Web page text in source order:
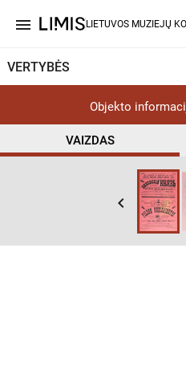
menu LIETUVOS MUZIEJŲ
VERTYBĖS
Objekto
VAIZDAS
keyboard_arrow_left